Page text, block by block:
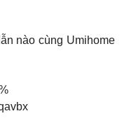
nào cùng Umihome